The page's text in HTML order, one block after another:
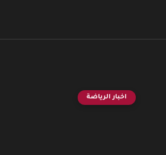
اخبار الرياضة